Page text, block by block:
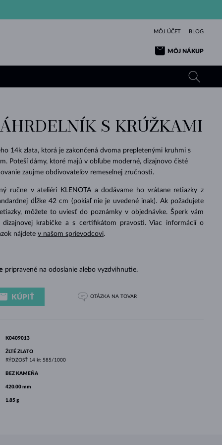
MÔJ ÚČET BLOG
MÔJ NÁKUP
VÝNIMOČNÝ
LÁSKA
ŽLTÉ ZLATO
RUŽOVÉ ZLATO
KRÁSOU
TANZANITY
TOPÁSY
TURMALÍNY
PRE BÁBÄTKÁ
SVADOBNÉ
BIELE ZLATO
KRÁSNE
TURMALÍNY
VLTAVÍNY
MINERÁLY
BIELE ZLATO
ŽLTÉ ZLATO
RUŽOVÉ ZLATO
PRÍVESKY
NÁRAMKY
ELEGANCIA
ZAFÍRY
SMARAGDY
VLTAVÍNY
SVADOBNÉ
ŽLTÉ ZLATO
BIELE ZLATO
ŠPERKY
KRÁSU
KOLEKCIE
S KRÚŽKAMI
14k zlata, ktorá je zakončená dvoma prepletenými kruhmi s
Poteší dámy, ktoré majú v obľube moderné, dizajnovo čisté
zaujme obdivovateľov remeselnej zručnosti.
ručne v ateliéri KLENOTA a dodávame ho vrátane retiazky z
dĺžke 42 cm (pokiaľ nie je uvedené inak). Ak požadujete
môžete to uviesť do poznámky v objednávke. Šperk vám
dizajnovej krabičke a s certifikátom pravosti. Viac informácií o
nájdete v našom sprievodcovi.
pripravené na odoslanie alebo vyzdvihnutie.
KÚPIŤ OTÁZKA NA TOVAR
K0409013
ŽLTÉ ZLATO
RÝDZOSŤ 14 kt 585/1000
BEZ KAMEŇA
420.00 mm
1.85 g